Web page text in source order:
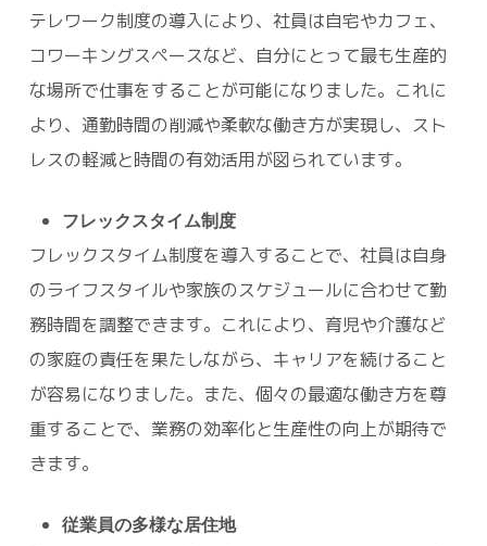
テレワーク制度の導入により、社員は自宅やカフェ、
コワーキングスペースなど、自分にとって最も生産的
な場所で仕事をすることが可能になりました。これに
より、通勤時間の削減や柔軟な働き方が実現し、スト
レスの軽減と時間の有効活用が図られています。
フレックスタイム制度
フレックスタイム制度を導入することで、社員は自身
のライフスタイルや家族のスケジュールに合わせて勤
務時間を調整できます。これにより、育児や介護など
の家庭の責任を果たしながら、キャリアを続けること
が容易になりました。また、個々の最適な働き方を尊
重することで、業務の効率化と生産性の向上が期待で
きます。
従業員の多様な居住地